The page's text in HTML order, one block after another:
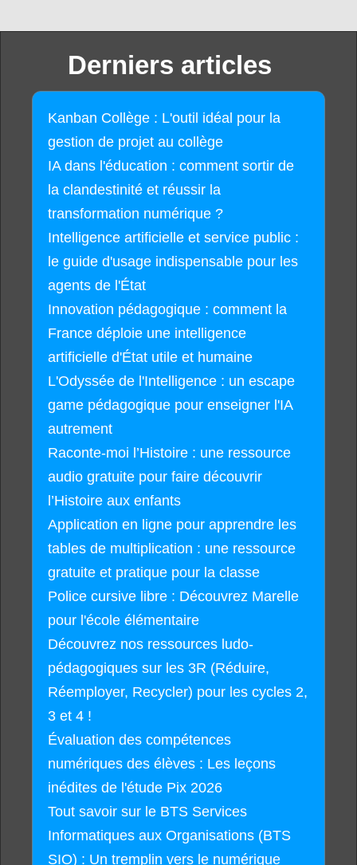
Derniers articles
Kanban Collège : L'outil idéal pour la
gestion de projet au collège
IA dans l'éducation : comment sortir de
la clandestinité et réussir la
transformation numérique ?
Intelligence artificielle et service public :
le guide d'usage indispensable pour les
agents de l'État
Innovation pédagogique : comment la
France déploie une intelligence
artificielle d'État utile et humaine
L'Odyssée de l'Intelligence : un escape
game pédagogique pour enseigner l'IA
autrement
Raconte-moi l’Histoire : une ressource
audio gratuite pour faire découvrir
l’Histoire aux enfants
Application en ligne pour apprendre les
tables de multiplication : une ressource
gratuite et pratique pour la classe
Police cursive libre : Découvrez Marelle
pour l'école élémentaire
Découvrez nos ressources ludo-
pédagogiques sur les 3R (Réduire,
Réemployer, Recycler) pour les cycles 2,
3 et 4 !
Évaluation des compétences
numériques des élèves : Les leçons
inédites de l'étude Pix 2026
Tout savoir sur le BTS Services
Informatiques aux Organisations (BTS
SIO) : Un tremplin vers le numérique